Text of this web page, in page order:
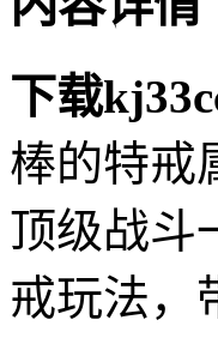
下载
棒的特戒
顶级战斗
戒玩法，